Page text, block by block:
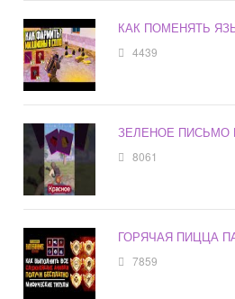
КАК ПОМЕНЯТЬ
4439
ЗЕЛЕНОЕ ПИСЬМО
8061
ГОРЯЧАЯ ПИЦЦА
7859